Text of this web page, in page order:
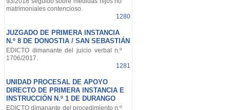
matrimoniales contencioso.
1280
JUZGADO DE PRIMERA INSTANCIA
N.º 8 DE DONOSTIA / SAN SEBASTIÁN
EDICTO dimanante del juicio verbal n.º
1706/2017.
1281
UNIDAD PROCESAL DE APOYO
DIRECTO DE PRIMERA INSTANCIA E
INSTRUCCIÓN N.º 1 DE DURANGO
EDICTO dimanante del procedimiento n.º